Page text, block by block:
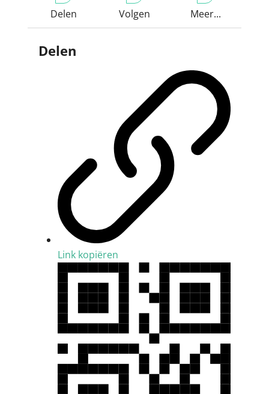
Delen Volgen Meer...
Delen
Link kopiëren